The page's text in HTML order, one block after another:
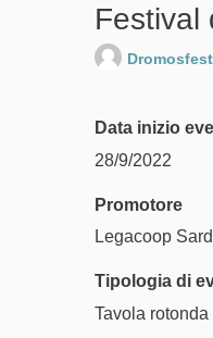
Festival
Data inizio
28/9/2022
Promotore
Legacoop
Tipologia di
Tavola rotonda